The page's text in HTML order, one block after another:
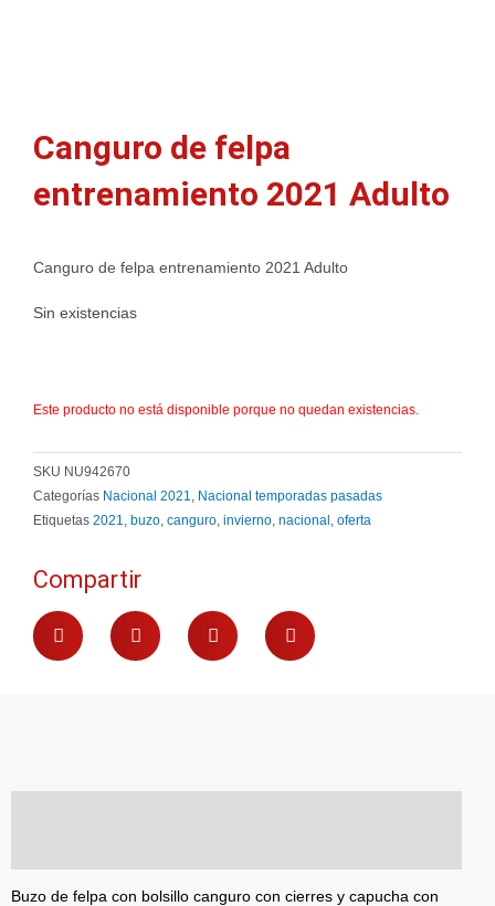
Canguro de felpa
entrenamiento 2021 Adulto
Canguro de felpa entrenamiento 2021 Adulto
Sin existencias
Este producto no está disponible porque no quedan existencias.
SKU NU942670
Categorías Nacional 2021, Nacional temporadas pasadas
Etiquetas 2021, buzo, canguro, invierno, nacional , oferta
Compartir
Buzo de felpa con bolsillo canguro con cierres y capucha con